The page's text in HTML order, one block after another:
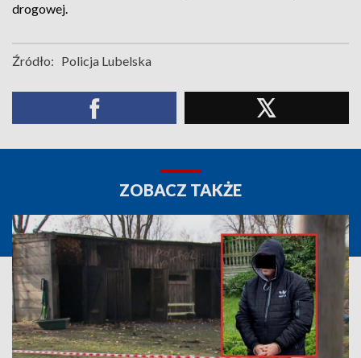
drogowej.
Źródło: Policja Lubelska
ZOBACZ TAKŻE